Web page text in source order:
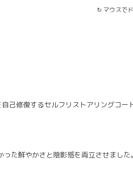
↻ マウスで
己修復するセルフリストアリングコ
た鮮やかさと陰影感を両立させまし